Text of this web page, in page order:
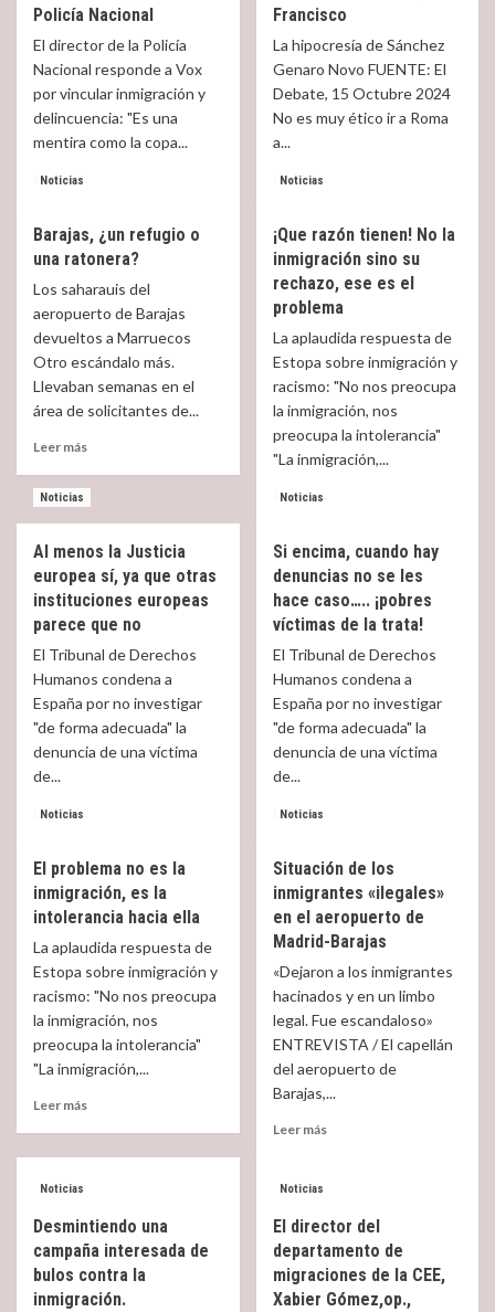
Policía Nacional
El director de la Policía
Nacional responde a Vox
por vincular inmigración y
delincuencia: "Es una
mentira como la copa...
Leer más
Bulos
de
denunciados
por
la
Policía
Nacional
Francisco
La hipocresía de Sánchez
Genaro Novo FUENTE: El
Debate, 15 Octubre 2024
No es muy ético ir a Roma
a...
Leer más
Sobre
el
viaje
de
Sánchez
a
ver
al
Papa
Noticias
Barajas, ¿un refugio o
una ratonera?
Los saharauis del
aeropuerto de Barajas
devueltos a Marruecos
Otro escándalo más.
Llevaban semanas en el
área de solicitantes de...
Leer más
about
Barajas,
¿un
refugio
o
una
ratonera?
Noticias
¡Que razón tienen! No la
inmigración sino su
rechazo, ese es el
problema
La aplaudida respuesta de
Estopa sobre inmigración y
racismo: "No nos preocupa
la inmigración, nos
preocupa la intolerancia"
"La inmigración,...
Leer más
¡Que
razón
tienen!
No
inmigración
sino
su
rechazo,
ese
Noticias
Al menos la Justicia
europea sí, ya que otras
instituciones europeas
parece que no
El Tribunal de Derechos
Humanos condena a
España por no investigar
"de forma adecuada" la
denuncia de una víctima
de...
Leer más
Al
menos
la
europea
sí,
ya
que
otras
instituciones
europeas
parece
Noticias
Si encima, cuando hay
denuncias no se les
hace caso….. ¡pobres
víctimas de la trata!
El Tribunal de Derechos
Humanos condena a
España por no investigar
"de forma adecuada" la
denuncia de una víctima
de...
Leer más
Si
encima,
cuando
hay
denuncias
no
se
les
hace
caso…..
¡pobres
víctimas
de
Noticias
El problema no es la
inmigración, es la
intolerancia hacia ella
La aplaudida respuesta de
Estopa sobre inmigración y
racismo: "No nos preocupa
la inmigración, nos
preocupa la intolerancia"
"La inmigración,...
Leer más
es
la
inmigración,
es
Noticias
Situación de los
inmigrantes «ilegales»
en el aeropuerto de
Madrid-Barajas
«Dejaron a los inmigrantes
hacinados y en un limbo
legal. Fue escandaloso»
ENTREVISTA / El capellán
del aeropuerto de
Barajas,...
Leer másRead
los
inmigrantes
«ilegales»
en
Noticias
Desmintiendo una
campaña interesada de
bulos contra la
inmigración.
Noticias
El director del
departamento de
migraciones de la CEE,
Xabier Gómez,op.,